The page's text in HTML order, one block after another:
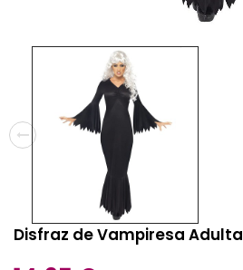
Disfraz de Vampiresa Adulta